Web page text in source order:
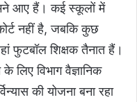
आए हैं। कई स्कूलों में
नहीं है, जबकि कुछ
फुटबॉल शिक्षक तैनात हैं।
लिए विभाग वैज्ञानिक
की योजना बना रहा